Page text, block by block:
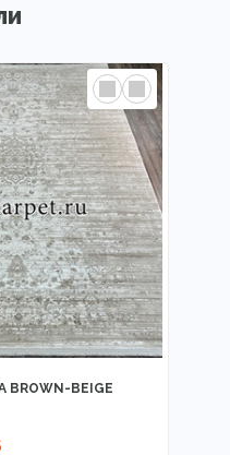
BROWN-BEIGE